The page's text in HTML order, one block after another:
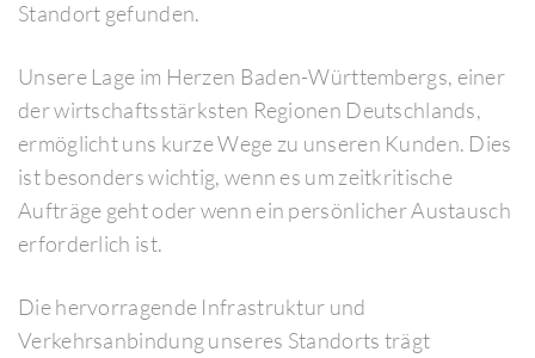
Standort gefunden.
Unsere Lage im Herzen Baden-Württembergs, einer
der wirtschaftsstärksten Regionen Deutschlands,
ermöglicht uns kurze Wege zu unseren Kunden. Dies
ist besonders wichtig, wenn es um zeitkritische
Aufträge geht oder wenn ein persönlicher Austausch
erforderlich ist.
Die hervorragende Infrastruktur und
Verkehrsanbindung unseres Standorts trägt